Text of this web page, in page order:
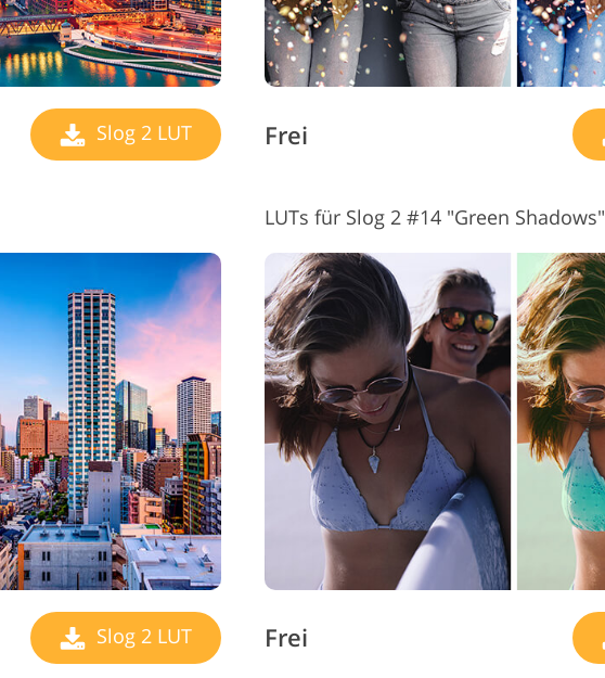
Slog 2 LUT Frei
Slog 2 LUT
LUTs für Slog 2 #14 "Green Shadows"
Frei